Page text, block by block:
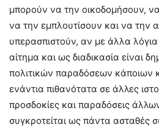
μπορούν να την οικοδομήσουν,
να την εμπλουτίσουν και να την
υπερασπιστούν, αν με άλλα
αίτημα και ως διαδικασία είναι
πολιτικών παραδόσεων κάποιων
ενάντια πιθανότατα σε άλλες
προσδοκίες και παραδόσεις
συγκροτείται ως πάντα ασταθές